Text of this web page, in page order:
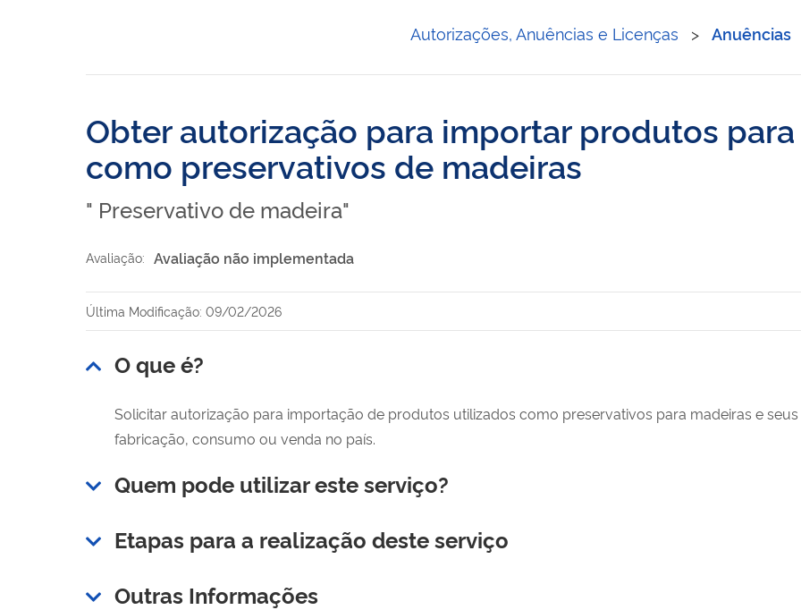
Autorizações, Anuências e Licenças > Anuências
Obter autorização para importar produtos
como preservativos de madeiras
" Preservativo de madeira"
Avaliação: Avaliação não implementada
Última Modificação: 09/02/2026
O que é?
Solicitar autorização para importação de produtos utilizados como preservativos para madeiras e
fabricação, consumo ou venda no país.
Quem pode utilizar este serviço?
Etapas para a realização deste serviço
Outras Informações